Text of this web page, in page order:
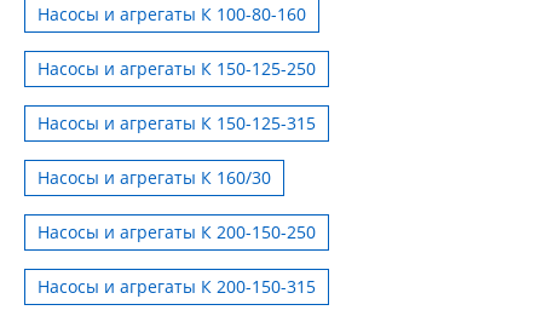
Насосы и агрегаты К 100-80-160
Насосы и агрегаты К 150-125-250
Насосы и агрегаты К 150-125-315
Насосы и агрегаты К 160/30
Насосы и агрегаты К 200-150-250
Насосы и агрегаты К 200-150-315